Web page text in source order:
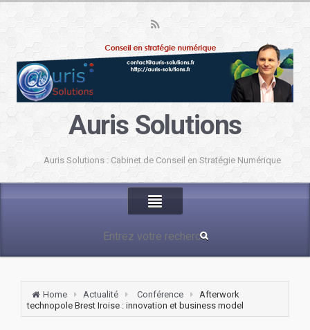
Auris Solutions
Auris Solutions : Cabinet de Conseil en Stratégie Numérique
Home Actualité Conférence
Afterwork
technopole Brest Iroise : innovation et business model